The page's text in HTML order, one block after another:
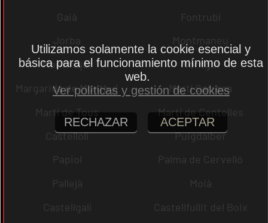
Gaià
Fontrubí
Jorba
Montmaneu
Montmajor
Montgat
Margarida de Montbui
Martí Sarroca
Martí de Tous
Martí de Centelles
Castellolí
Puigdàlber
Papiol
Palma de Cervelló
Pallejà
Moià
Castellgalí
Castellfullit del Boix
Utilizamos solamente la cookie esencial y
básica para el funcionamiento mínimo de esta
web.
Ver políticas y gestión de cookies
RECHAZAR ACEPTAR